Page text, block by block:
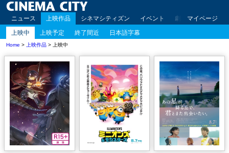
ニュース 上映作品 シネマシティズン イベント 劇場案内 アク
マイページ
上映中
上映予定 終了間近 日本語字幕
Home > 上映作品 > 上映中